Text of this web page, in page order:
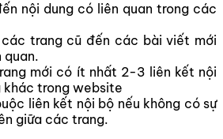
nội dung có liên quan trong các
trang cũ đến các bài viết mới
quan.
mới có ít nhất 2-3 liên kết nội
khác trong website
liên kết nội bộ nếu không có sự
giữa các trang.